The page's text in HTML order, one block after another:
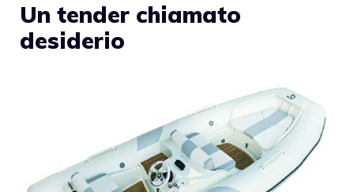
Un tender chiamato
desiderio